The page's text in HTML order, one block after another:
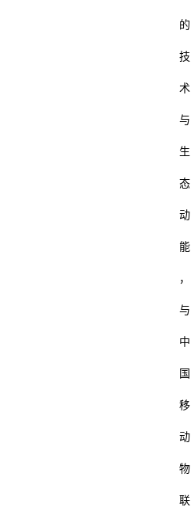
的
技
术
与
生
态
动
能
，
与
中
国
移
动
物
联